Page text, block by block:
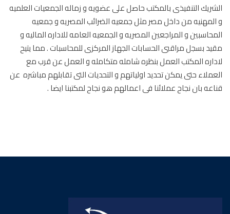
الشريك التنفيذى بالمكتب حاصل على عضويه و زماله الجمعيات العلميه
و المهنيه من داخل مصر مثل جمعيه الضرائب المصريه و جمعيه
المحاسبين و المراجعين المصريه و الجمعيه العامه للاداره الماليه و
مقيد بسجل مراقبى الحسابات الجهاز المركزى للمحاسبات . مما يتيح
لاداره المكتب العمل بنظره شامله متكامله و العمل عن قرب مع
العملاء حتى يمكن تحديد اولياتهم و التحديات التى تقابلهم مباشره عن
قناعه بان نجاح عملائنا فى اعمالهم هو نجاح لمكتبنا ايضا .